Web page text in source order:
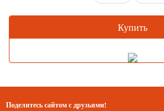
Купить
Поделитесь сайтом с друзьями!